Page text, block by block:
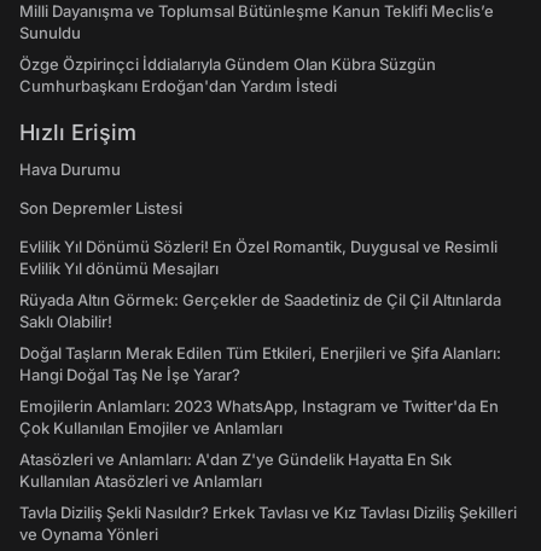
Milli Dayanışma ve Toplumsal Bütünleşme Kanun Teklifi Meclis’e
Sunuldu
Özge Özpirinçci İddialarıyla Gündem Olan Kübra Süzgün
Cumhurbaşkanı Erdoğan'dan Yardım İstedi
Hızlı Erişim
Hava Durumu
Son Depremler Listesi
Evlilik Yıl Dönümü Sözleri! En Özel Romantik, Duygusal ve Resimli
Evlilik Yıl dönümü Mesajları
Rüyada Altın Görmek: Gerçekler de Saadetiniz de Çil Çil Altınlarda
Saklı Olabilir!
Doğal Taşların Merak Edilen Tüm Etkileri, Enerjileri ve Şifa Alanları:
Hangi Doğal Taş Ne İşe Yarar?
Emojilerin Anlamları: 2023 WhatsApp, Instagram ve Twitter'da En
Çok Kullanılan Emojiler ve Anlamları
Atasözleri ve Anlamları: A'dan Z'ye Gündelik Hayatta En Sık
Kullanılan Atasözleri ve Anlamları
Tavla Diziliş Şekli Nasıldır? Erkek Tavlası ve Kız Tavlası Diziliş Şekilleri
ve Oynama Yönleri